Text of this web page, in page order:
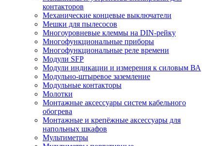
контакторов
Механические концевые выключатели
Мешки для пылесосов
Многоуровневые клеммы на DIN-рейку
Многофункциональные приборы
Многофункциональные реле времени
Модули SFP
Модули индикации и измерения к силовым ВА
Модульно-штыревое заземление
Модульные контакторы
Молотки
Монтажные аксессуары систем кабельного
обогрева
Монтажные и крепёжные аксессуары для
напольных шкафов
Мультиметры